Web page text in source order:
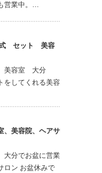
営業中。…
セット 美容
美容室 大分
してくれる美容
、美容院、ヘアサ
分でお盆に営業
ロン お盆休みで